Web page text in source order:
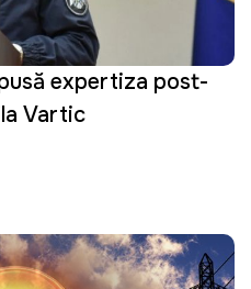
expertiza post-
Vartic